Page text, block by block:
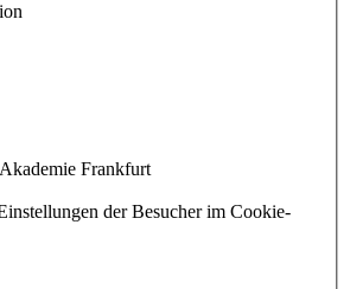
Frankfurt
der Besucher im Cookie-